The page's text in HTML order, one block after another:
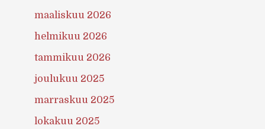
maaliskuu 2026
helmikuu 2026
tammikuu 2026
joulukuu 2025
marraskuu 2025
lokakuu 2025